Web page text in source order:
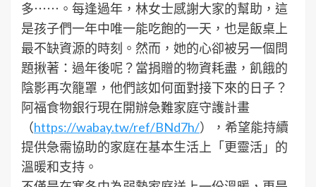
多⋯⋯。每逢過年，林女士感謝大家的幫助，這
是孩子們一年中唯一能吃飽的一天，也是飯桌上
最不缺資源的時刻。然而，她的心卻被另一個問
題揪著：過年後呢？當捐贈的物資耗盡，飢餓的
陰影再次籠罩，他們該如何面對接下來的日子？
阿福食物銀行現在開辦急難家庭守護計畫
（https://wabay.tw/ref/BNd7h/），希望能持續
提供急需協助的家庭在基本生活上「更靈活」的
溫暖和支持。